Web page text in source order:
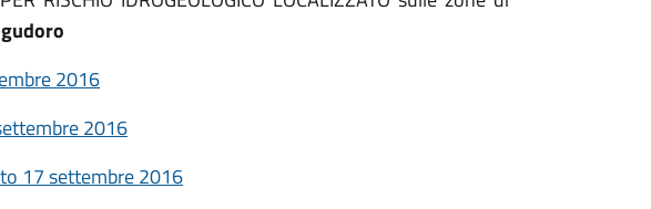
2016
2016
17 settembre 2016